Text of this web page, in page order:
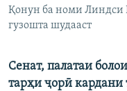
Қонун ба номи Линдси
гузошта шудааст
Сенат, палатаи
тарҳи ҷорӣ